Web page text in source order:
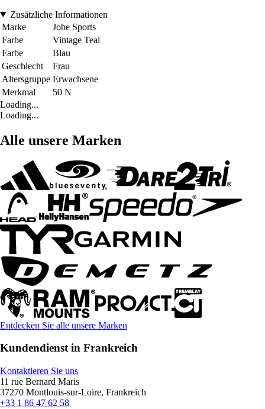
Zusätzliche Informationen
Marke
Jobe Sports
Farbe
Vintage Teal
Farbe
Blau
Geschlecht
Frau
Altersgruppe Erwachsene
Merkmal
50 N
Loading...
Loading...
Alle unsere Marken
Entdecken Sie alle unsere Marken
Kundendienst in Frankreich
Kontaktieren Sie uns
11 rue Bernard Maris
37270 Montlouis-sur-Loire, Frankreich
+33 1 86 47 62 58